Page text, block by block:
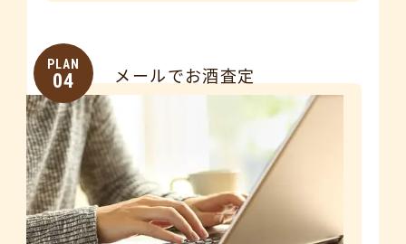
PLAN
04 メールでお酒査定